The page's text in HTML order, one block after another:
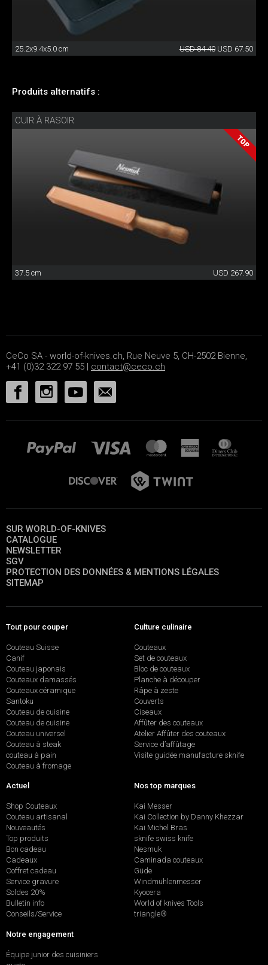
25.2x9.4x5.0 cm USD 84.40 USD 67.50
Produits alternatifs :
CUIR À RASOIR
37.5 cm USD 267.90
CeCo SA - world-of-knives.ch, Rue Neuve 5, CH-2502 Bienne,
+41 (0)32 322 97 55 | contact@ceco.ch
SUR WORLD-OF-KNIVES
CATALOGUE
NEWSLETTER
SGV
PROTECTION DES DONNÉES & MENTIONS LÉGALES
SITEMAP
Tout pour couper
Couteau Suisse
Canif
Couteau japonais
Couteaux damassés
Couteaux céramique
Santoku
Couteau de cuisine
Couteau de cuisine
Couteau universel
Couteau à steak
couteau à pain
Couteau à fromage
Culture culinaire
Couteaux
Set de couteaux
Bloc de couteaux
Planche à découper
Râpe à zeste
Couverts
Ciseaux
Affûter des couteaux
Atelier Affûter des couteaux
Service d’affûtage
Visite guidée manufacture sknife
Actuel
Shop Couteaux
Couteau artisanal
Nouveautés
Top produits
Bon cadeau
Cadeaux
Coffret cadeau
Service gravure
Soldes 20%
Bulletin info
Conseils/Service
Nos top marques
Kai Messer
Kai Collection by Danny Khezzar
Kai Michel Bras
sknife swiss knife
Nesmuk
Caminada couteaux
Güde
Windmühlenmesser
Kyocera
World of knives Tools
triangle®
Notre engagement
Équipe junior des cuisiniers